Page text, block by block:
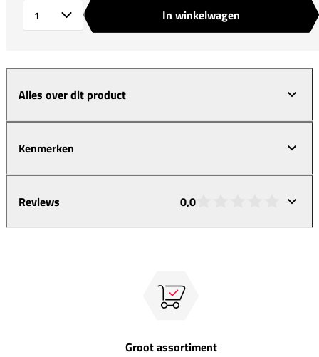
In winkelwagen
Alles over dit product
Kenmerken
Reviews 0,0
Groot assortiment